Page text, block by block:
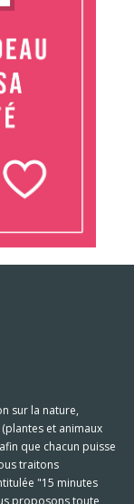
sur la nature,
et animaux
que chacun puisse
traitons
"15 minutes